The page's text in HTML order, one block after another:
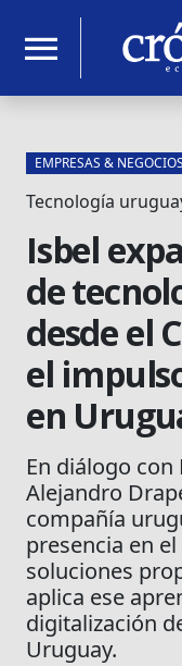
menu
EMPRESAS & NEGOCIOS
Tecnología
Isbel
de
desde el
el
en
En diálogo
Alejandro
compañía
presencia en
soluciones
aplica ese
digitalización
Uruguay.